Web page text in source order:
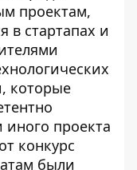
проектам,
в стартапах и
которые
иного проекта
конкурс
были